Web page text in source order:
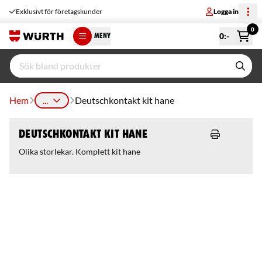
Exklusivt för företagskunder Logga in
MENY 0:-
0
Hem ... Deutschkontakt kit hane
Deutschkontakt kit hane
Olika storlekar. Komplett kit hane